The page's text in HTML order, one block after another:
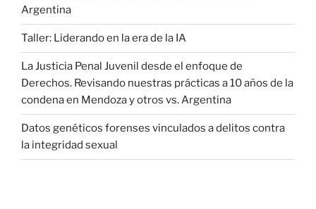
Argentina
Taller: Liderando en la era de la IA
La Justicia Penal Juvenil desde el enfoque de
Derechos. Revisando nuestras prácticas a 10 años de la
condena en Mendoza y otros vs. Argentina
Datos genéticos forenses vinculados a delitos contra
la integridad sexual